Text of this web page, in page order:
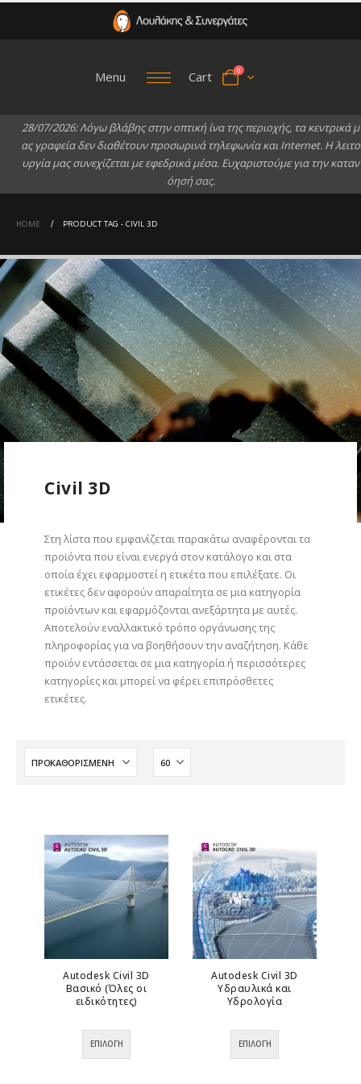
Menu Cart 0
28/07/2026:Λόγω βλάβης στην οπτική ίνα της περιοχής, τα κεντρικά μ
ας γραφεία δεν διαθέτουν προσωρινά τηλεφωνία και Internet. Ηλειτο
υργία μας συνεχίζεται με εφεδρικά μέσα. Ευχαριστούμε για την καταν
όησή σας.
HOME PRODUCT TAG - CIVIL 3D
Civil 3D
Στη λίστα που εμφανίζεται παρακάτω αναφέρονται τα
προϊόντα που είναι ενεργά στον κατάλογο και στα
οποία έχει εφαρμοστεί η ετικέτα που επιλέξατε. Οι
ετικέτες δεν αφορούν απαραίτητα σε μια κατηγορία
προϊόντων και εφαρμόζονται ανεξάρτητα με αυτές.
Αποτελούν εναλλακτικό τρόπο οργάνωσης της
πληροφορίας για να βοηθήσουν την αναζήτηση. Κάθε
προϊόν εντάσσεται σε μια κατηγορία ή περισσότερες
κατηγορίες και μπορεί να φέρει επιπρόσθετες
ετικέτες.
Autodesk Civil 3D
Βασικό (Όλες οι
ειδικότητες)
0out of 5
ΕΠΙΛΟΓΉ
το
Autodesk Civil 3D
Υδραυλικά και
Υδρολογία
0out of 5
ΕΠΙΛΟΓΉ
το